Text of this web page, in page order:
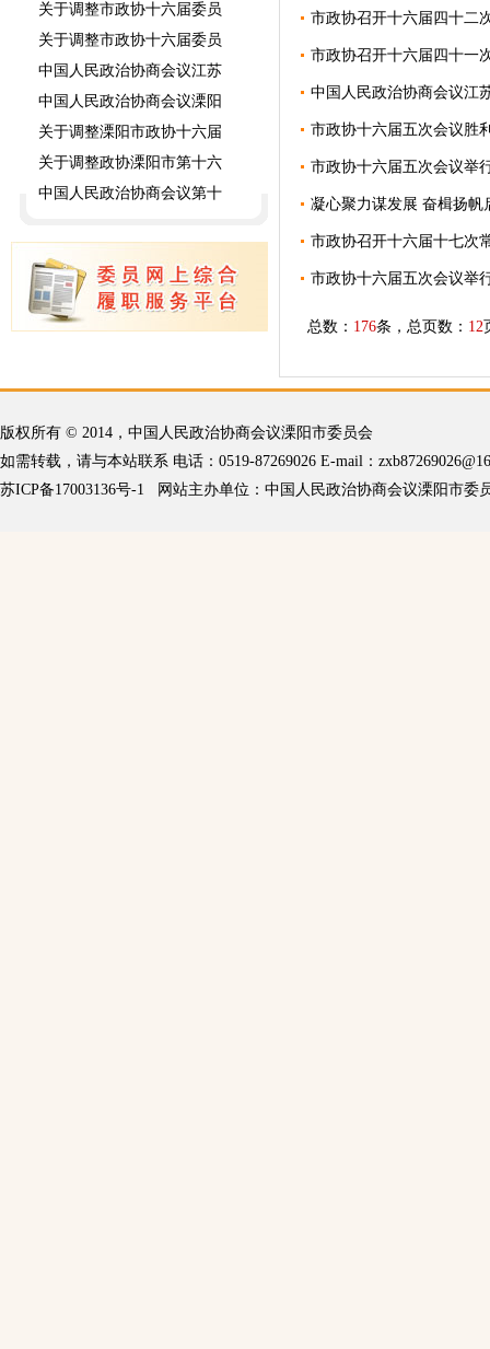
关于调整市政协十六届委员
关于调整市政协十六届委员
中国人民政治协商会议江苏
中国人民政治协商会议溧阳
关于调整溧阳市政协十六届
关于调整政协溧阳市第十六
中国人民政治协商会议第十
市政协召开十六届四十二
市政协召开十六届四十一
中国人民政治协商会议江
市政协十六届五次会议胜
市政协十六届五次会议举
凝心聚力谋发展 奋楫扬帆
市政协召开十六届十七次
市政协十六届五次会议举
总数： 176条，总页数： 12
版权所有 © 2014，中国人民政治协商会议溧阳市委员会
如需转载，请与本站联系 电话：0519-87269026 E-mail：
苏ICP备17003136号-1 网站主办单位：中国人民政治协商会议溧阳市委